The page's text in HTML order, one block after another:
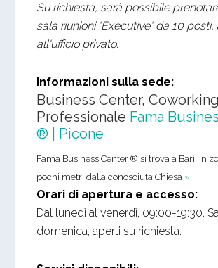
Su richiesta, sarà possibile
sala riunioni "Executive" da 10
all'ufficio privato.
Informazioni sulla sede:
Business Center,
Professionale Fama
® | Picone
Fama Business Center ® si trova a Bari, in
pochi metri dalla conosciuta Chiesa »
Orari di apertura e accesso:
Dal lunedì al venerdì, 09:00-19:30.
domenica, aperti su richiesta.